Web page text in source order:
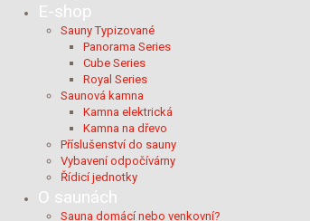
E-shop
Sauny Typizované
Panorama Series
Cube Series
Royal Series
Saunová kamna
Kamna elektrická
Kamna na dřevo
Příslušenství do sauny
Vybavení odpočívárny
Řídicí jednotky
O saunách
Sauna domácí nebo venkovní?